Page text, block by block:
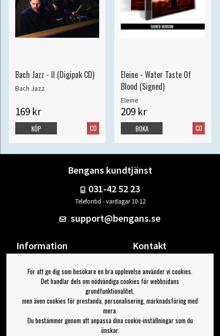
Bach Jazz - II (Digipak CD)
Bach Jazz
169 kr
CD
KÖP
Eleine - Water Taste Of
Blood (Signed)
Eleine
209 kr
CD
BOKA
Bengans kundtjänst
031-42 52 23
Telefontid - vardagar 10-12
support@bengans.se
Information
Om Bengans
FAQ / Köp- & Leveransvillkor
Kontakt
Din sida
Logga ut
Jag vill ha tips från Bengans
För att ge dig som besökare en bra upplevelse använder vi cookies.
Det handlar dels om nödvändiga cookies för webbsidans
grundfunktionalitet,
men även cookies för prestanda, personalisering, marknadsföring med
mera.
Du bestämmer genom att anpassa dina cookie-inställningar som du
önskar.